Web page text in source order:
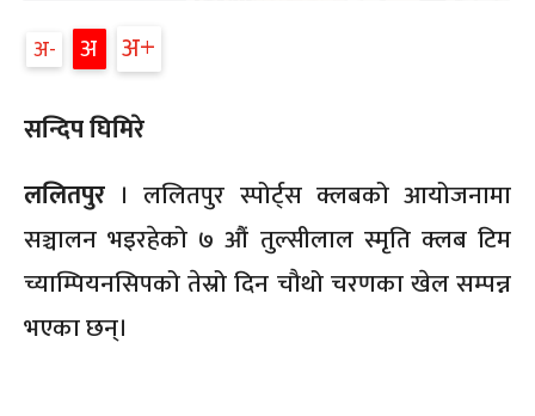
अ अ अ
सन्दिप घिमिरे
ललितपुर । ललितपुर स्पोर्ट्स क्लबको आयोजनामा
सञ्चालन भइरहेको ७ औं तुल्सीलाल स्मृति क्लब टिम
च्याम्पियनसिपको तेस्रो दिन चौथो चरणका खेल सम्पन्न
भएका छन्।